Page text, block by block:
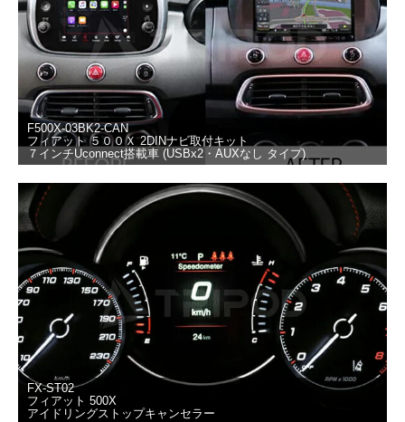
F500X-03BK2-CAN
フィアット ５００Ｘ 2DINナビ取付キット
７インチUconnect搭載車 (USBx2・AUXなし タイプ)
FX-ST02
フィアット 500X
アイドリングストップキャンセラー